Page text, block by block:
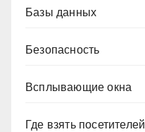
Базы данных
Безопасность
Всплывающие окна
Где взять посетителей